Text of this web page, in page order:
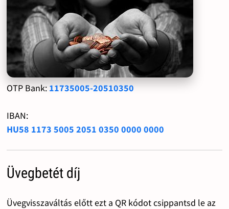
OTP Bank: 11735005-20510350
IBAN:
HU58 1173 5005 2051 0350 0000 0000
Üvegbetét díj
Üvegvisszaváltás előtt ezt a QR kódot csippantsd le az